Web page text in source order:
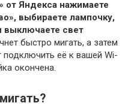
от Яндекса нажимаете
выбираете лампочку,
выключаете свет
быстро мигать, а затем
её к вашей Wi-
окончена.